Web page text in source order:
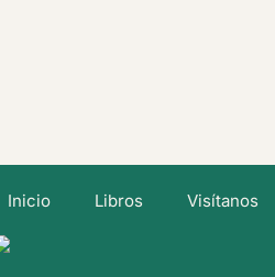
Inicio Libros Visítanos